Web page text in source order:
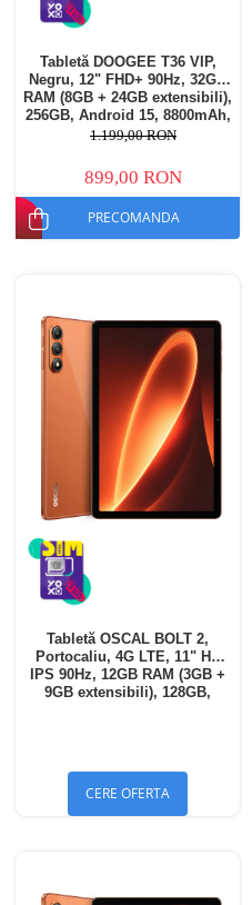
Tabletă DOOGEE T36 VIP,
Negru, 12" FHD+ 90Hz, 32GB
RAM (8GB + 24GB extensibili),
256GB, Android 15, 8800mAh,
Dual SIM
1.199,00 RON
899,00 RON
PRECOMANDA
Tabletă OSCAL BOLT 2,
Portocaliu, 4G LTE, 11" HD
IPS 90Hz, 12GB RAM (3GB +
9GB extensibili), 128GB,
CERE OFERTA